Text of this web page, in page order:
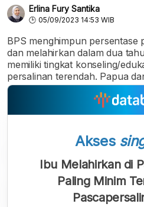
Erlina Fury Santika
05/09/2023 14:53 WIB
BPS menghimpun persentase
dan melahirkan dalam dua
memiliki tingkat konseling/
persalinan terendah. Papua
Akses
Ibu Melahirkan di
Paling Minim